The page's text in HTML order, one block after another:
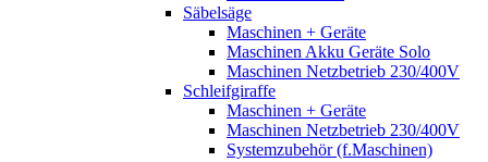
Säbelsäge
Maschinen + Geräte
Maschinen Akku Geräte Solo
Maschinen Netzbetrieb 230/400V
Schleifgiraffe
Maschinen + Geräte
Maschinen Netzbetrieb 230/400V
Systemzubehör (f.Maschinen)